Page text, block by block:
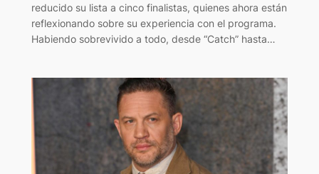
reducido su lista a cinco finalistas, quienes ahora están
reflexionando sobre su experiencia con el programa.
Habiendo sobrevivido a todo, desde “Catch” hasta…